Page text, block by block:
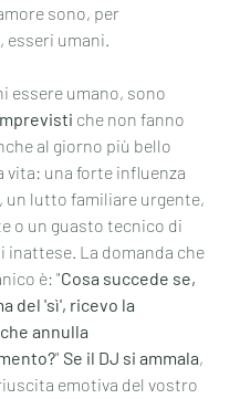
sono, per
esseri umani.
essere umano, sono
che non fanno
al giorno più bello
vita: una forte influenza
un lutto familiare urgente,
o un guasto tecnico di
inattese. La domanda che
è: "Cosa succede se,
del 'sì', ricevo la
annulla
" Se il DJ si ammala,
emotiva del vostro